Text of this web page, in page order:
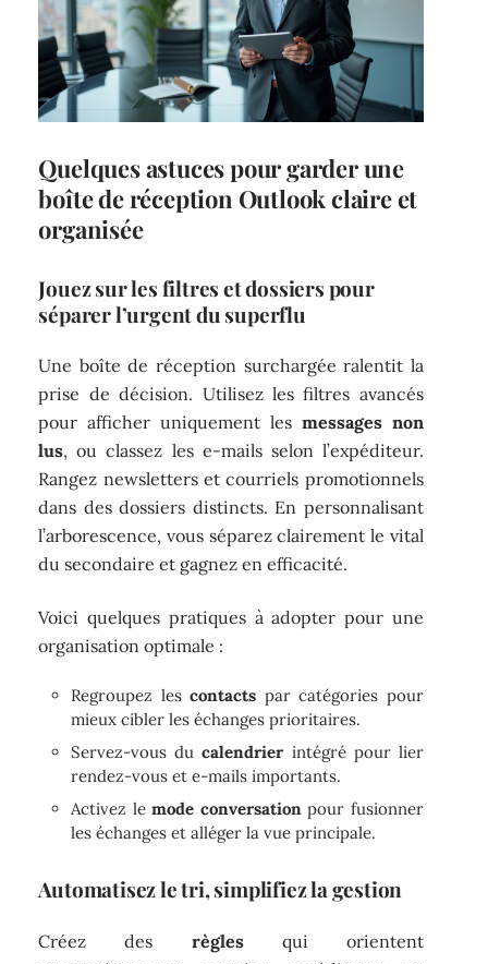
Quelques astuces pour garder une
boîte de réception Outlook claire et
organisée
Jouez sur les filtres et dossiers pour
séparer l’urgent du superflu
Une boîte de réception surchargée ralentit la
prise de décision. Utilisez les filtres avancés
pour afficher uniquement les messages non
lus, ou classez les e-mails selon l’expéditeur.
Rangez newsletters et courriels promotionnels
dans des dossiers distincts. En personnalisant
l’arborescence, vous séparez clairement le vital
du secondaire et gagnez en efficacité.
Voici quelques pratiques à adopter pour une
organisation optimale :
Regroupez lescontacts par catégories pour
mieux cibler les échanges prioritaires.
Servez-vous ducalendrier intégré pour lier
rendez-vous et e-mails importants.
Activez lemode conversationpour fusionner
les échanges et alléger la vue principale.
Automatisez le tri, simplifiez la gestion
Créez des règlesqui orientent